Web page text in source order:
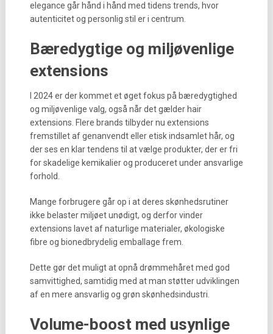
elegance går hånd i hånd med tidens trends, hvor
autenticitet og personlig stil er i centrum.
Bæredygtige og miljøvenlige
extensions
I 2024 er der kommet et øget fokus på bæredygtighed
og miljøvenlige valg, også når det gælder hair
extensions. Flere brands tilbyder nu extensions
fremstillet af genanvendt eller etisk indsamlet hår, og
der ses en klar tendens til at vælge produkter, der er fri
for skadelige kemikalier og produceret under ansvarlige
forhold.
Mange forbrugere går op i at deres skønhedsrutiner
ikke belaster miljøet unødigt, og derfor vinder
extensions lavet af naturlige materialer, økologiske
fibre og bionedbrydelig emballage frem.
Dette gør det muligt at opnå drømmehåret med god
samvittighed, samtidig med at man støtter udviklingen
af en mere ansvarlig og grøn skønhedsindustri.
Volume-boost med usynlige